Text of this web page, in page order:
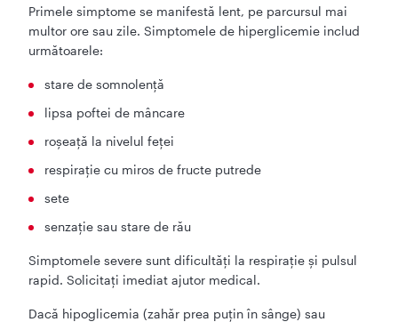
Primele simptome se manifestă lent, pe parcursul mai
multor ore sau zile. Simptomele de hiperglicemie includ
următoarele:
stare de somnolenţă
lipsa poftei de mâncare
roşeaţă la nivelul feţei
respirație cu miros de fructe putrede
sete
senzaţie sau stare de rău
Simptomele severe sunt dificultăți la respiraţie şi pulsul
rapid. Solicitaţi imediat ajutor medical.
Dacă hipoglicemia (zahăr prea puțin în sânge) sau